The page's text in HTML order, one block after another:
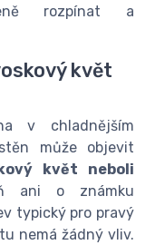
rozpínat a
květ
v chladnějším
může objevit
květ neboli
ani o známku
typický pro pravý
nemá žádný vliv.